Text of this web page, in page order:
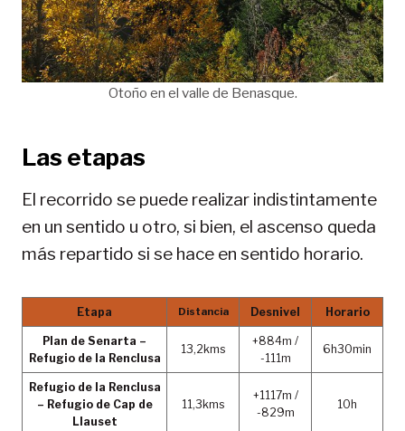
Otoño en el valle de Benasque.
Las etapas
El recorrido se puede realizar indistintamente
en un sentido u otro, si bien, el ascenso queda
más repartido si se hace en sentido horario.
Etapa Distancia Desnivel Horario
Plan de Senarta –
Refugio de la Renclusa
13,2kms
+884m /
-111m
6h30min
Refugio de la Renclusa
– Refugio de Cap de
Llauset
11,3kms
+1117m /
-829m
10h